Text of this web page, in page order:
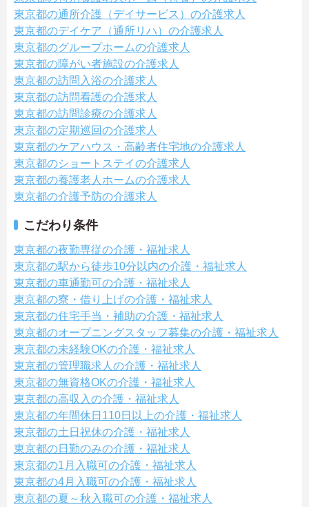
東京都の通所介護（デイサービス）の介護求人
東京都のデイケア（通所リハ）の介護求人
東京都のグループホームの介護求人
東京都の障がい者施設の介護求人
東京都の訪問入浴の介護求人
東京都の訪問看護の介護求人
東京都の訪問診療の介護求人
東京都の定期巡回の介護求人
東京都のケアハウス・高齢者住宅地の介護求人
東京都のショートステイの介護求人
東京都の養護老人ホームの介護求人
東京都の介護予防の介護求人
こだわり条件
東京都の夜勤専従の介護・福祉求人
東京都の駅から徒歩10分以内の介護・福祉求人
東京都の車通勤可の介護・福祉求人
東京都の寮・借り上げの介護・福祉求人
東京都の住宅手当・補助の介護・福祉求人
東京都のオープニングスタッフ募集の介護・福祉求人
東京都の未経験OKの介護・福祉求人
東京都の管理職求人の介護・福祉求人
東京都の無資格OKの介護・福祉求人
東京都の高収入の介護・福祉求人
東京都の年間休日110日以上の介護・福祉求人
東京都の土日祝休の介護・福祉求人
東京都の日勤のみの介護・福祉求人
東京都の1月入職可の介護・福祉求人
東京都の4月入職可の介護・福祉求人
東京都の夏～秋入職可の介護・福祉求人